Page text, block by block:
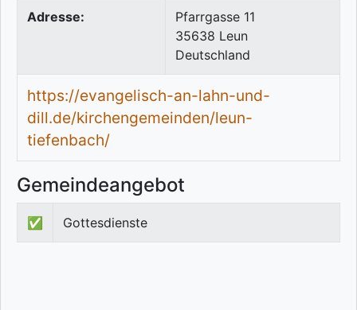
Adresse:
Pfarrgasse 11
35638 Leun
Deutschland
https://evangelisch-an-lahn-und-
dill.de/kirchengemeinden/leun-
tiefenbach/
Gemeindeangebot
✅ Gottesdienste